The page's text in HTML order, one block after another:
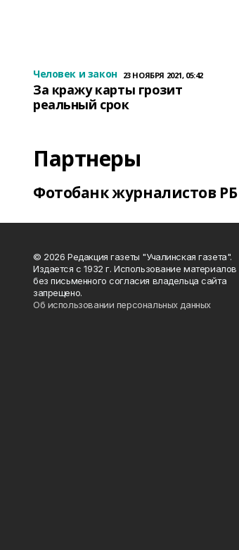
Человек и закон 23 НОЯБРЯ 2021, 05:42
За кражу карты грозит
реальный срок
Партнеры
Фотобанк журналистов РБ
© 2026 Редакция газеты "Учалинская газета".
Издается с 1932 г. Использование материалов
без письменного согласия владельца сайта
запрещено.
Об использовании персональных данных